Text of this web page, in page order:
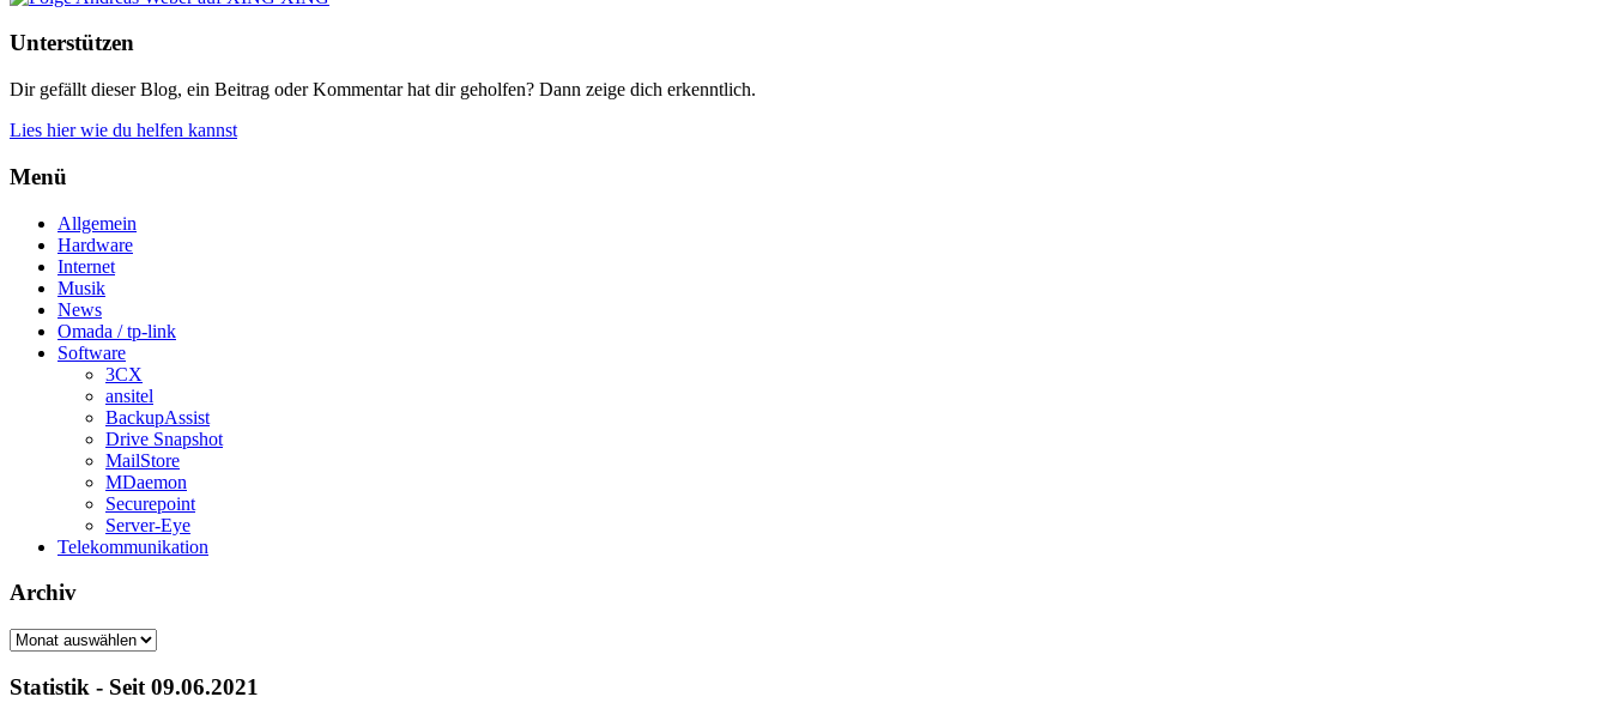
Unterstützen
Dir gefällt dieser Blog, ein Beitrag oder Kommentar hat dir geholfen? Dann zeige dich erkenntlich.
Lies hier wie du helfen kannst
Menü
Allgemein
Hardware
Internet
Musik
News
Omada / tp-link
Software
3CX
ansitel
BackupAssist
Drive Snapshot
MailStore
MDaemon
Securepoint
Server-Eye
Telekommunikation
Archiv
Archiv
Statistik - Seit 09.06.2021